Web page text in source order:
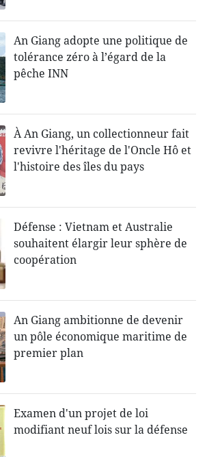
An Giang adopte une politique de
tolérance zéro à l’égard de la
pêche INN
À An Giang, un collectionneur fait
revivre l'héritage de l'Oncle Hô et
l'histoire des îles du pays
Défense : Vietnam et Australie
souhaitent élargir leur sphère de
coopération
An Giang ambitionne de devenir
un pôle économique maritime de
premier plan
Examen d'un projet de loi
modifiant neuf lois sur la défense